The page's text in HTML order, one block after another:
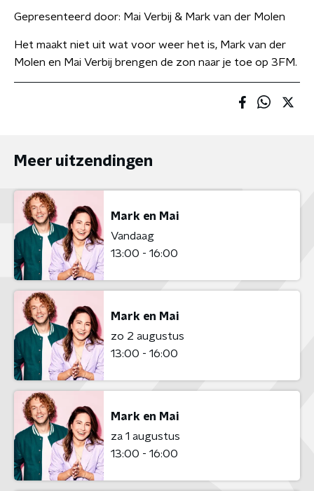
Gepresenteerd door: Mai Verbij & Mark van der Molen
Het maakt niet uit wat voor weer het is, Mark van der
Molen en Mai Verbij brengen de zon naar je toe op 3FM.
Meer uitzendingen
Mark en Mai
Vandaag
13:00 - 16:00
Mark en Mai
zo 2 augustus
13:00 - 16:00
Mark en Mai
za 1 augustus
13:00 - 16:00